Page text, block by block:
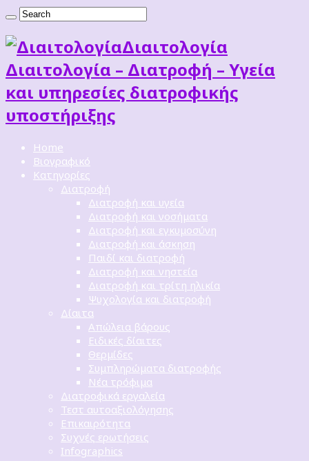
Διαιτoλογία
Διαιτολογία – Διατροφή – Υγεία
και υπηρεσίες διατροφικής
υποστήριξης
Home
Βιογραφικό
Κατηγορίες
Διατροφή
Διατροφή και υγεία
Διατροφή και νοσήματα
Διατροφή και εγκυμοσύνη
Διατροφή και άσκηση
Παιδί και διατροφή
Διατροφή και νηστεία
Διατροφή και τρίτη ηλικία
Ψυχολογία και διατροφή
Δίαιτα
Απώλεια βάρους
Ειδικές δίαιτες
Θερμίδες
Συμπληρώματα διατροφής
Νέα τρόφιμα
Διατροφικά εργαλεία
Τεστ αυτοαξιολόγησης
Επικαιρότητα
Συχνές ερωτήσεις
Infographics